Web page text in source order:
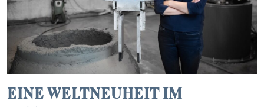
EINE WELTNEUHEIT IM